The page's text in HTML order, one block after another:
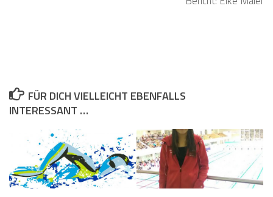
FÜR DICH VIELLEICHT EBENFALLS
INTERESSANT …